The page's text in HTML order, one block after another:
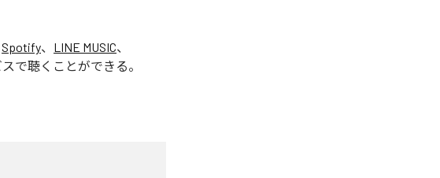
Spotify、 LINE MUSIC、
で聴くことができる。